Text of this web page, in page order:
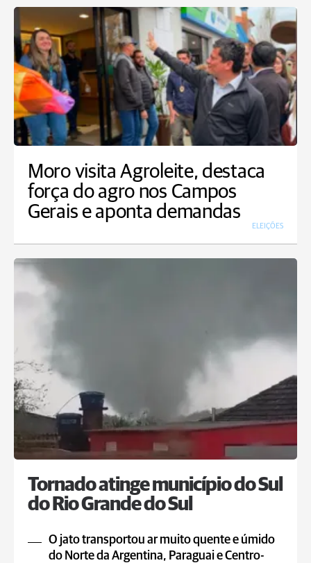
Moro visita Agroleite, destaca
força do agro nos Campos
Gerais e aponta demandas
ELEIÇÕES
Tornado atinge município do Sul
do Rio Grande do Sul
O jato transportou ar muito quente e úmido
do Norte da Argentina, Paraguai e Centro-